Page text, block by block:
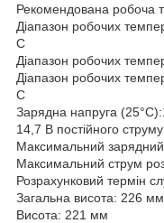
Рекомендована робоча
Діапазон робочих
С
Діапазон робочих
Діапазон робочих
С
Зарядна напруга
14,7 В постійного
Максимальний
Максимальний струм
Розрахунковий термін
Загальна висота: 226 мм
Висота: 221 мм